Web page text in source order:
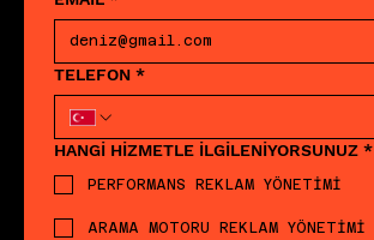
TELEFON *
HANGİ HİZMETLE İLGİLENİYORSUNUZ *
PERFORMANS REKLAM YÖNETİMİ
ARAMA MOTORU REKLAM YÖNETİMİ